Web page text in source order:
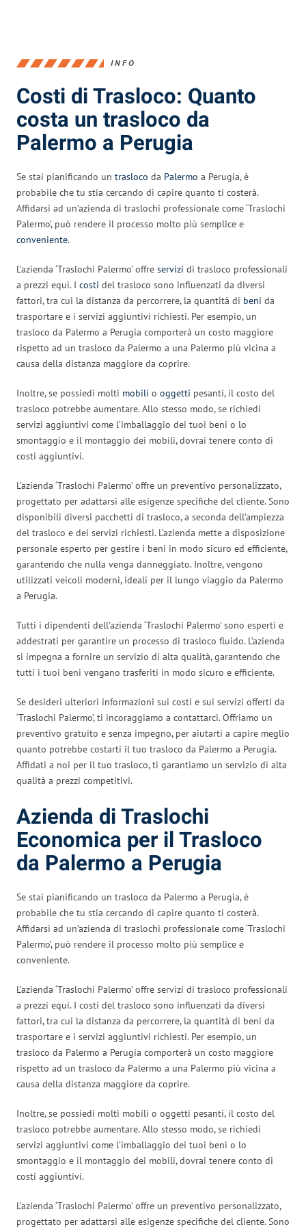
INFO
Costi di Trasloco: Quanto
costa un trasloco da
Palermo a Perugia
Se stai pianificando un trasloco da Palermo a Perugia, è
probabile che tu stia cercando di capire quanto ti costerà.
Affidarsi ad un’azienda di traslochi professionale come ‘Traslochi
Palermo’, può rendere il processo molto più semplice e
conveniente.
L’azienda ‘Traslochi Palermo’ offre servizi di trasloco professionali
a prezzi equi. I costi del trasloco sono influenzati da diversi
fattori, tra cui la distanza da percorrere, la quantità di beni da
trasportare e i servizi aggiuntivi richiesti. Per esempio, un
trasloco da Palermo a Perugia comporterà un costo maggiore
rispetto ad un trasloco da Palermo a una Palermo più vicina a
causa della distanza maggiore da coprire.
Inoltre, se possiedi molti mobili o oggetti pesanti, il costo del
trasloco potrebbe aumentare. Allo stesso modo, se richiedi
servizi aggiuntivi come l’imballaggio dei tuoi beni o lo
smontaggio e il montaggio dei mobili, dovrai tenere conto di
costi aggiuntivi.
L’azienda ‘Traslochi Palermo’ offre un preventivo personalizzato,
progettato per adattarsi alle esigenze specifiche del cliente. Sono
disponibili diversi pacchetti di trasloco, a seconda dell’ampiezza
del trasloco e dei servizi richiesti. L’azienda mette a disposizione
personale esperto per gestire i beni in modo sicuro ed efficiente,
garantendo che nulla venga danneggiato. Inoltre, vengono
utilizzati veicoli moderni, ideali per il lungo viaggio da Palermo
a Perugia.
Tutti i dipendenti dell’azienda ‘Traslochi Palermo’ sono esperti e
addestrati per garantire un processo di trasloco fluido. L’azienda
si impegna a fornire un servizio di alta qualità, garantendo che
tutti i tuoi beni vengano trasferiti in modo sicuro e efficiente.
Se desideri ulteriori informazioni sui costi e sui servizi offerti da
‘Traslochi Palermo’, ti incoraggiamo a contattarci. Offriamo un
preventivo gratuito e senza impegno, per aiutarti a capire meglio
quanto potrebbe costarti il tuo trasloco da Palermo a Perugia.
Affidati a noi per il tuo trasloco, ti garantiamo un servizio di alta
qualità a prezzi competitivi.
Azienda di Traslochi
Economica per il Trasloco
da Palermo a Perugia
Se stai pianificando un trasloco da Palermo a Perugia, è
probabile che tu stia cercando di capire quanto ti costerà.
Affidarsi ad un’azienda di traslochi professionale come ‘Traslochi
Palermo’, può rendere il processo molto più semplice e
conveniente.
L’azienda ‘Traslochi Palermo’ offre servizi di trasloco professionali
a prezzi equi. I costi del trasloco sono influenzati da diversi
fattori, tra cui la distanza da percorrere, la quantità di beni da
trasportare e i servizi aggiuntivi richiesti. Per esempio, un
trasloco da Palermo a Perugia comporterà un costo maggiore
rispetto ad un trasloco da Palermo a una Palermo più vicina a
causa della distanza maggiore da coprire.
Inoltre, se possiedi molti mobili o oggetti pesanti, il costo del
trasloco potrebbe aumentare. Allo stesso modo, se richiedi
servizi aggiuntivi come l’imballaggio dei tuoi beni o lo
smontaggio e il montaggio dei mobili, dovrai tenere conto di
costi aggiuntivi.
L’azienda ‘Traslochi Palermo’ offre un preventivo personalizzato,
progettato per adattarsi alle esigenze specifiche del cliente. Sono